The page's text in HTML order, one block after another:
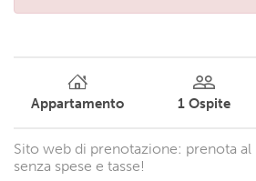
Appartamento 1 Ospite
Sito web di prenotazione: prenota
senza spese e tasse!